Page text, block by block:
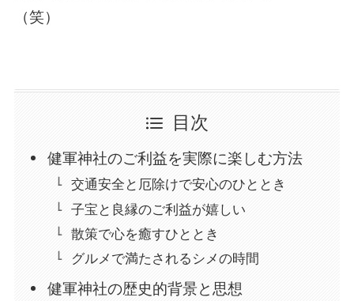
（笑）
目次
健軍神社のご利益を実際に楽しむ方法
交通安全と厄除けで安心のひととき
子宝と良縁のご利益が嬉しい
散策で心を癒すひととき
グルメで満たされるシメの時間
健軍神社の歴史的背景と思想